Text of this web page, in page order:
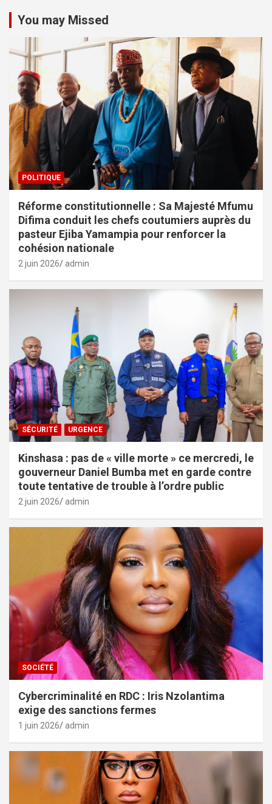
You may Missed
POLITIQUE
Réforme constitutionnelle : Sa Majesté Mfumu
Difima conduit les chefs coutumiers auprès du
pasteur Ejiba Yamampia pour renforcer la
cohésion nationale
2 juin 2026 admin
SÉCURITÉ URGENCE
Kinshasa : pas de « ville morte » ce mercredi, le
gouverneur Daniel Bumba met en garde contre
toute tentative de trouble à l’ordre public
2 juin 2026 admin
SOCIÉTÉ
Cybercriminalité en RDC : Iris Nzolantima
exige des sanctions fermes
1 juin 2026 admin